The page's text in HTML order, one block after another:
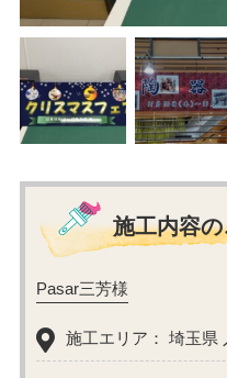
施工内容
Pasar三芳様
施工エリア： 埼玉県